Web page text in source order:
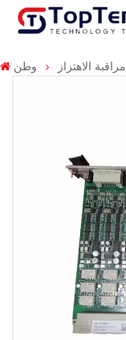
وطن مراقبة الاهتزاز